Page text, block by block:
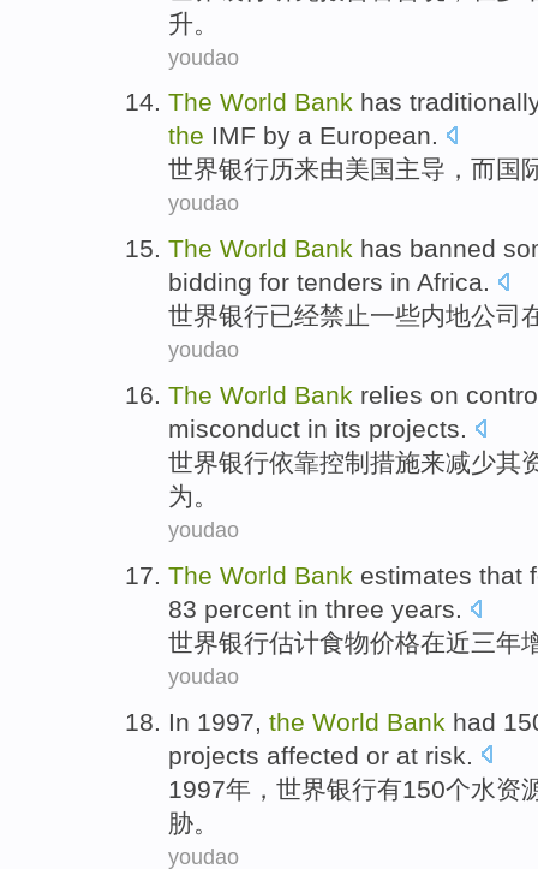
升。
youdao
The World Bank has
the IMF by a European.
世界银行历来由美国主导 ，而国
youdao
The World Bank has banned
bidding for tenders in Africa.
世界银行已经禁止一些内地公司
youdao
The World Bank relies on
misconduct in its projects.
世界银行依靠控制措施来减少其
为。
youdao
The World Bank estimates that
83 percent in three years.
世界银行估计食物价格在近三年
youdao
In 1997, the World Bank had
projects affected or at risk
1997年， 世界银行有150个水资
胁。
youdao